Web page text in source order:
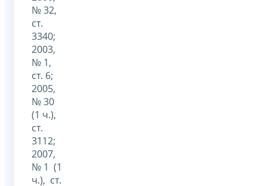
№ 32,
ст.
3340;
2003,
№ 1,
ст. 6;
2005,
№ 30
(1 ч.),
ст.
3112;
2007,
№ 1 (1
ч.), ст.